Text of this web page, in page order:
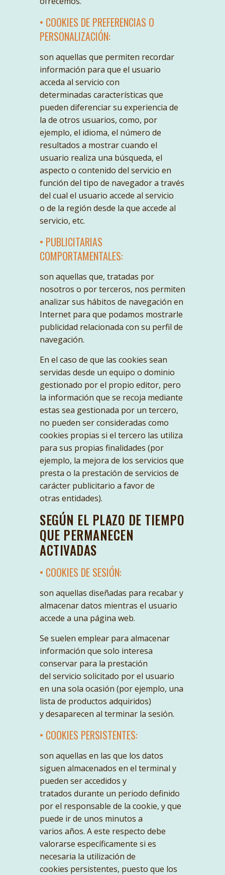
• COOKIES DE PREFERENCIAS O
PERSONALIZACIÓN:
son aquellas que permiten recordar
información para que el usuario
acceda al servicio con
determinadas características que
pueden diferenciar su experiencia de
la de otros usuarios, como, por
ejemplo, el idioma, el número de
resultados a mostrar cuando el
usuario realiza una búsqueda, el
aspecto o contenido del servicio en
función del tipo de navegador a través
del cual el usuario accede al servicio
o de la región desde la que accede al
servicio, etc.
• PUBLICITARIAS
COMPORTAMENTALES:
son aquellas que, tratadas por
nosotros o por terceros, nos permiten
analizar sus hábitos de navegación en
Internet para que podamos mostrarle
publicidad relacionada con su perfil de
navegación.
En el caso de que las cookies sean
servidas desde un equipo o dominio
gestionado por el propio editor, pero
la información que se recoja mediante
estas sea gestionada por un tercero,
no pueden ser consideradas como
cookies propias si el tercero las utiliza
para sus propias finalidades (por
ejemplo, la mejora de los servicios que
presta o la prestación de servicios de
carácter publicitario a favor de
otras entidades).
SEGÚN EL PLAZO DE TIEMPO
QUE PERMANECEN
ACTIVADAS
• COOKIES DE SESIÓN:
son aquellas diseñadas para recabar y
almacenar datos mientras el usuario
accede a una página web.
Se suelen emplear para almacenar
información que solo interesa
conservar para la prestación
del servicio solicitado por el usuario
en una sola ocasión (por ejemplo, una
lista de productos adquiridos)
y desaparecen al terminar la sesión.
• COOKIES PERSISTENTES:
son aquellas en las que los datos
siguen almacenados en el terminal y
pueden ser accedidos y
tratados durante un periodo definido
por el responsable de la cookie, y que
puede ir de unos minutos a
varios años. A este respecto debe
valorarse específicamente si es
necesaria la utilización de
cookies persistentes, puesto que los